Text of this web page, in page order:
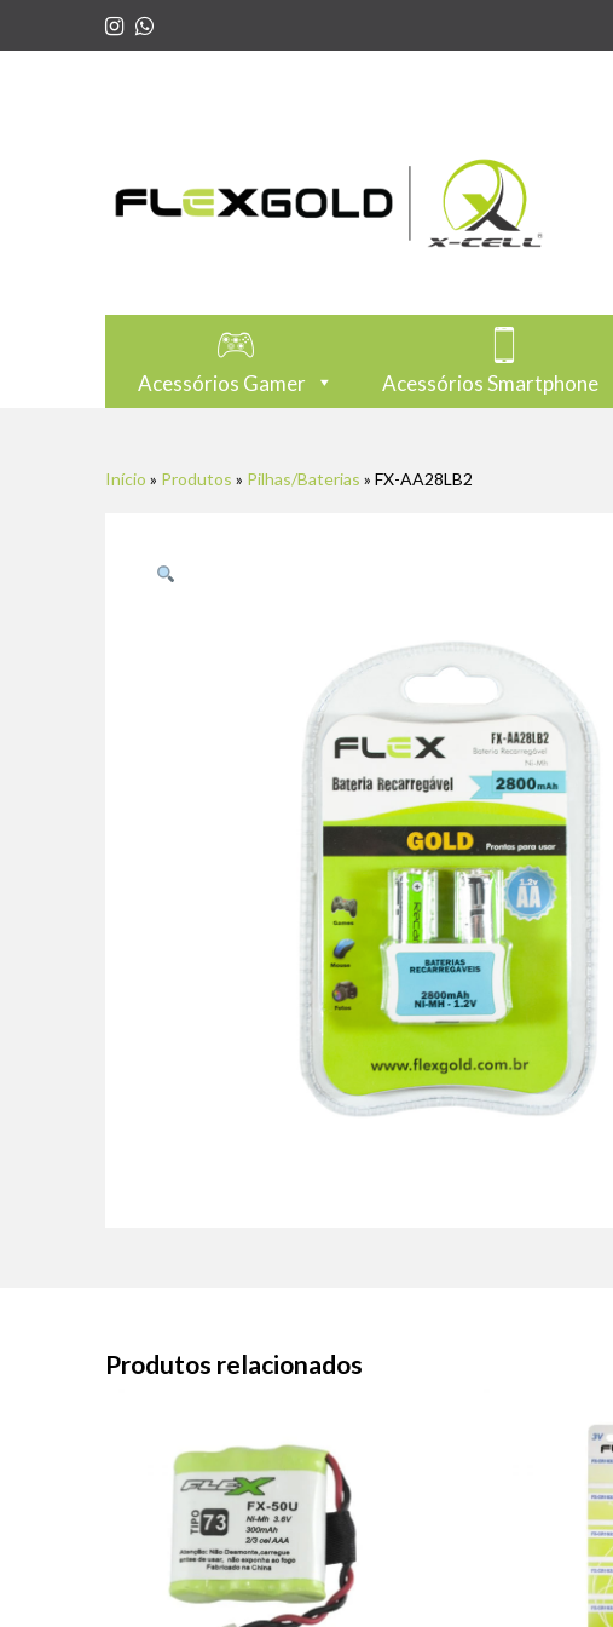
Acessórios Gamer Acessórios Smartphone
Início » Produtos » Pilhas/Baterias » FX-AA28LB2
Produtos relacionados